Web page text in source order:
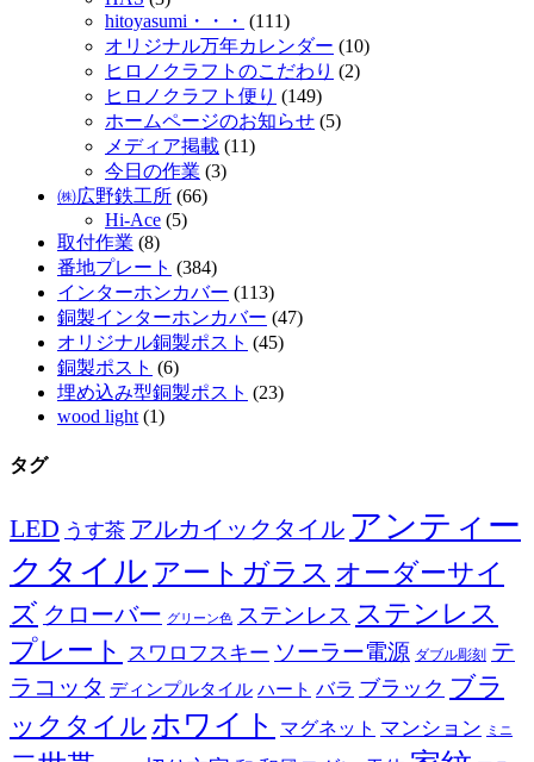
hitoyasumi・・・ (111)
オリジナル万年カレンダー (10)
ヒロノクラフトのこだわり (2)
ヒロノクラフト便り (149)
ホームページのお知らせ (5)
メディア掲載 (11)
今日の作業 (3)
㈱広野鉄工所 (66)
Hi-Ace (5)
取付作業 (8)
番地プレート (384)
インターホンカバー (113)
銅製インターホンカバー (47)
オリジナル銅製ポスト (45)
銅製ポスト (6)
埋め込み型銅製ポスト (23)
wood light (1)
タグ
LED うす茶 アルカイックタイル アンティー
クタイル アートガラス オーダーサイ
ズ クローバー グリーン色 ステンレス ステンレス
プレート スワロフスキー ソーラー電源 ダブル彫刻 テ
ラコッタ ディンプルタイル ハート バラ ブラック ブラ
ックタイル ホワイト マグネット マンション ミニ